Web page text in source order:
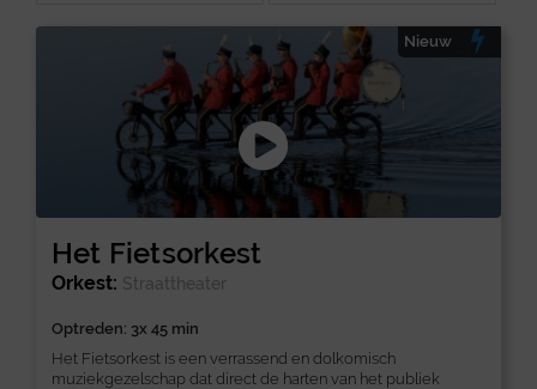
Het Fietsorkest
Nieuw
Orkest: Straattheater
Optreden: 3x 45 min
Het Fietsorkest is een verrassend en dolkomisch
muziekgezelschap dat direct de harten van het publiek